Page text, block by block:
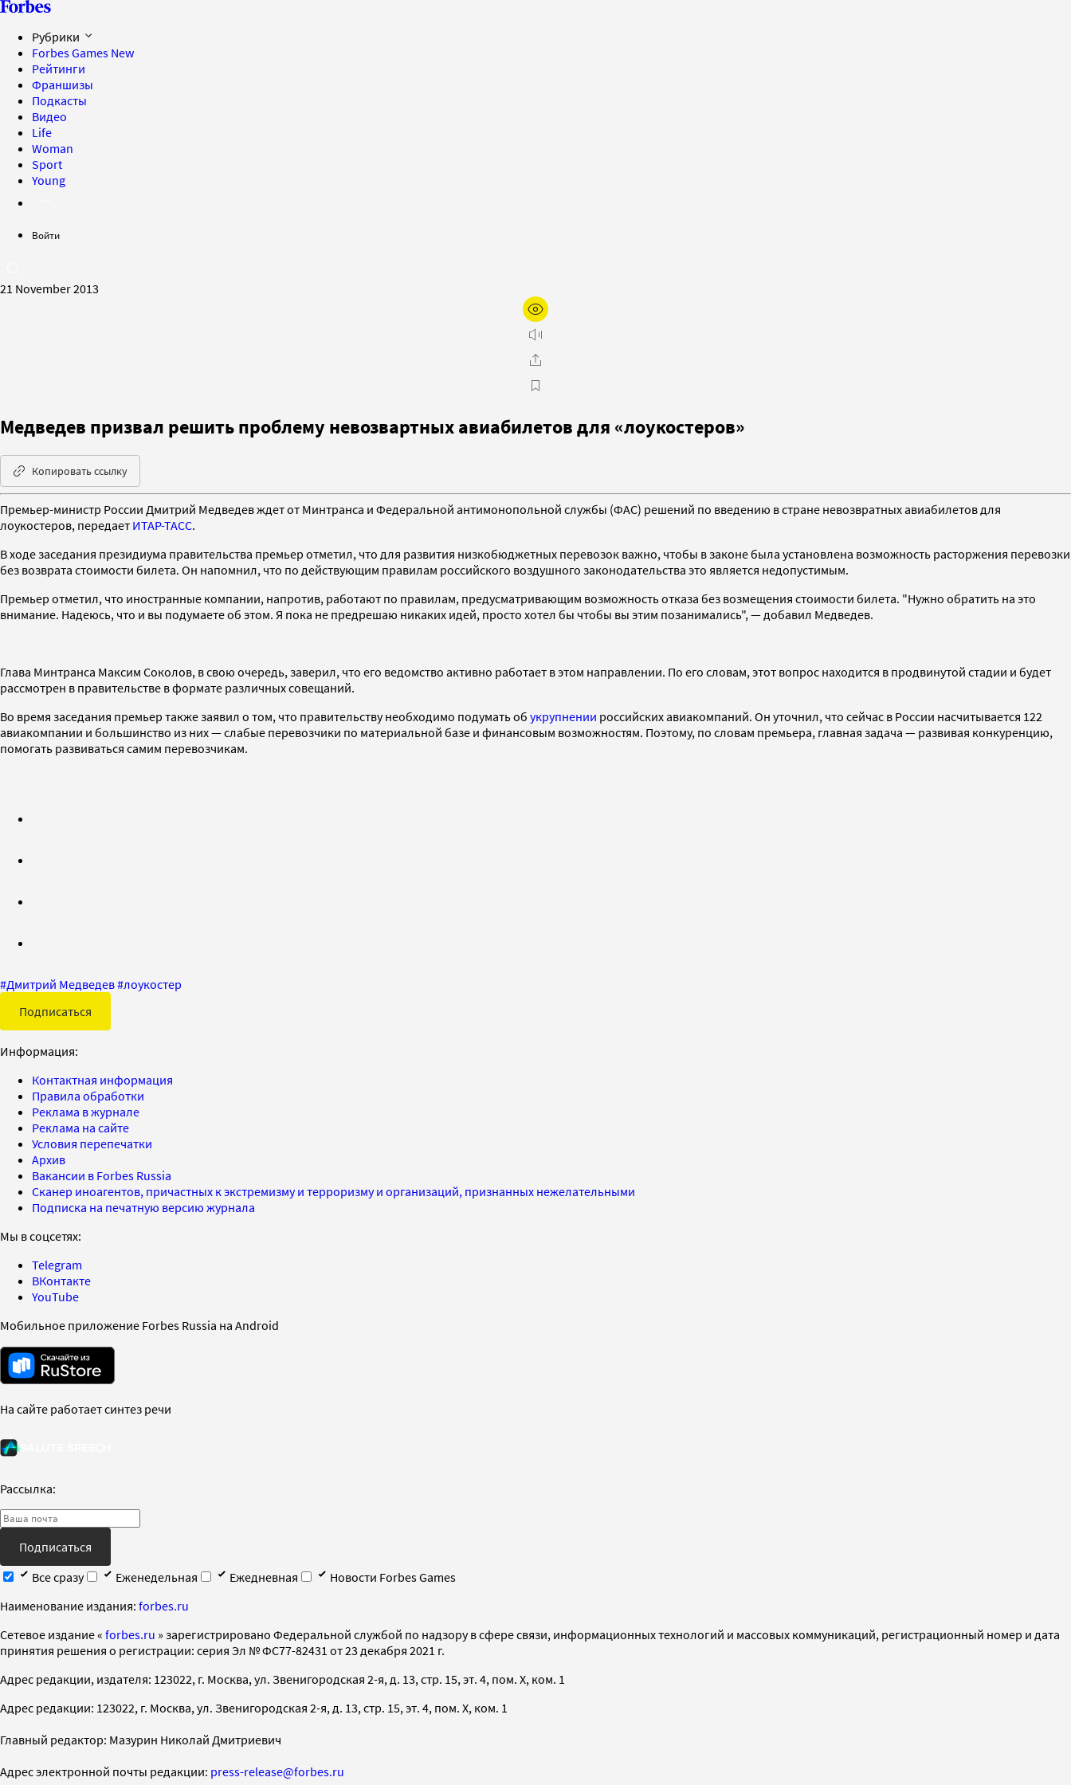
Рубрики
Forbes Games New
Рейтинги
Франшизы
Подкасты
Видео
Life
Woman
Sport
Young
Войти
21 November 2013
Медведев призвал решить проблему невозвартных авиабилетов для «лоукостеров»
Копировать ссылку
Премьер-министр России Дмитрий Медведев ждет от Минтранса и Федеральной антимонопольной службы (ФАС) решений по введению в стране невозвратных авиабилетов для
лоукостеров, передает ИТАР-ТАСС.
В ходе заседания президиума правительства премьер отметил, что для развития низкобюджетных перевозок важно, чтобы в законе была установлена возможность расторжения перевозки
без возврата стоимости билета. Он напомнил, что по действующим правилам российского воздушного законодательства это является недопустимым.
Премьер отметил, что иностранные компании, напротив, работают по правилам, предусматривающим возможность отказа без возмещения стоимости билета. "Нужно обратить на это
внимание. Надеюсь, что и вы подумаете об этом. Я пока не предрешаю никаких идей, просто хотел бы чтобы вы этим позанимались", — добавил Медведев.
Глава Минтранса Максим Соколов, в свою очередь, заверил, что его ведомство активно работает в этом направлении. По его словам, этот вопрос находится в продвинутой стадии и будет
рассмотрен в правительстве в формате различных совещаний.
Во время заседания премьер также заявил о том, что правительству необходимо подумать об укрупнении российских авиакомпаний. Он уточнил, что сейчас в России насчитывается 122
авиакомпании и большинство из них — слабые перевозчики по материальной базе и финансовым возможностям. Поэтому, по словам премьера, главная задача — развивая конкуренцию,
помогать развиваться самим перевозчикам.
#Дмитрий Медведев#лоукостер
Подписаться
Информация:
Контактная информация
Правила обработки
Реклама в журнале
Реклама на сайте
Условия перепечатки
Архив
Вакансии в Forbes Russia
Сканер иноагентов, причастных к экстремизму и терроризму и организаций, признанных нежелательными
Подписка на печатную версию журнала
Мы в соцсетях:
Telegram
ВКонтакте
YouTube
Мобильное приложение Forbes Russia на Android
На сайте работает синтез речи
Рассылка:
Подписаться
Все сразу
Еженедельная Ежедневная
Новости Forbes Games
Наименование издания: forbes.ru
Cетевое издание « forbes.ru » зарегистрировано Федеральной службой по надзору в сфере связи, информационных технологий и массовых коммуникаций, регистрационный номер и дата
принятия решения о регистрации: серия Эл № ФС77-82431 от 23 декабря 2021 г.
Адрес редакции, издателя: 123022, г. Москва, ул. Звенигородская 2-я, д. 13, стр. 15, эт. 4, пом. X, ком. 1
Адрес редакции: 123022, г. Москва, ул. Звенигородская 2-я, д. 13, стр. 15, эт. 4, пом. X, ком. 1
Главный редактор: Мазурин Николай Дмитриевич
Адрес электронной почты редакции: press-release@forbes.ru